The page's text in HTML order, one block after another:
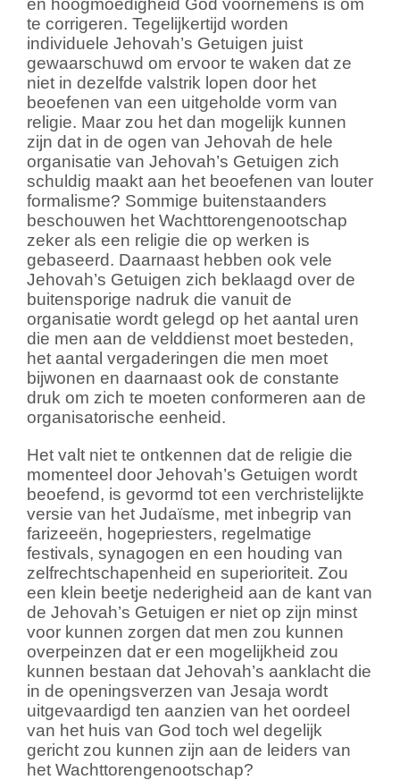
en hoogmoedigheid God voornemens is om
te corrigeren. Tegelijkertijd worden
individuele Jehovah’s Getuigen juist
gewaarschuwd om ervoor te waken dat ze
niet in dezelfde valstrik lopen door het
beoefenen van een uitgeholde vorm van
religie. Maar zou het dan mogelijk kunnen
zijn dat in de ogen van Jehovah de hele
organisatie van Jehovah’s Getuigen zich
schuldig maakt aan het beoefenen van louter
formalisme? Sommige buitenstaanders
beschouwen het Wachttorengenootschap
zeker als een religie die op werken is
gebaseerd. Daarnaast hebben ook vele
Jehovah’s Getuigen zich beklaagd over de
buitensporige nadruk die vanuit de
organisatie wordt gelegd op het aantal uren
die men aan de velddienst moet besteden,
het aantal vergaderingen die men moet
bijwonen en daarnaast ook de constante
druk om zich te moeten conformeren aan de
organisatorische eenheid.
Het valt niet te ontkennen dat de religie die
momenteel door Jehovah’s Getuigen wordt
beoefend, is gevormd tot een verchristelijkte
versie van het Judaïsme, met inbegrip van
farizeeën, hogepriesters, regelmatige
festivals, synagogen en een houding van
zelfrechtschapenheid en superioriteit. Zou
een klein beetje nederigheid aan de kant van
de Jehovah’s Getuigen er niet op zijn minst
voor kunnen zorgen dat men zou kunnen
overpeinzen dat er een mogelijkheid zou
kunnen bestaan dat Jehovah’s aanklacht die
in de openingsverzen van Jesaja wordt
uitgevaardigd ten aanzien van het oordeel
van het huis van God toch wel degelijk
gericht zou kunnen zijn aan de leiders van
het Wachttorengenootschap?